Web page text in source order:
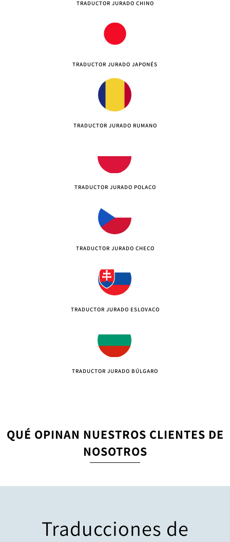
TRADUCTOR JURADO CHINO
TRADUCTOR JURADO JAPONÉS
TRADUCTOR JURADO RUMANO
TRADUCTOR JURADO POLACO
TRADUCTOR JURADO CHECO
TRADUCTOR JURADO ESLOVACO
TRADUCTOR JURADO BÚLGARO
QUÉ OPINAN NUESTROS CLIENTES DE
NOSOTROS
Traducciones de